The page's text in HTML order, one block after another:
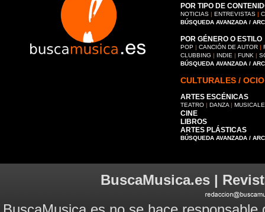
POR TIPO DE
NOTICIAS | ENTREVISTAS |
BÚSQUEDA AVANZADA /
POR GÉNERO O ESTILO
POP | CANCIÓN DE AUTOR |
CLUBBING | INDIE | FUNK |
BÚSQUEDA AVANZADA /
CULTURALES / OCIO
ARTES ESCÉNICAS
TEATRO | DANZA |
CINE
LIBROS
ARTES PLÁSTICAS
BÚSQUEDA AVANZADA /
BuscaMusica.es |